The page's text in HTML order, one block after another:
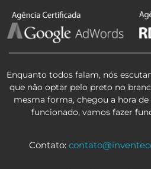
Enquanto todos falam, nós
que não optar pelo preto no
mesma forma, chegou a hora
funcionado, vamos fazer
Contato: